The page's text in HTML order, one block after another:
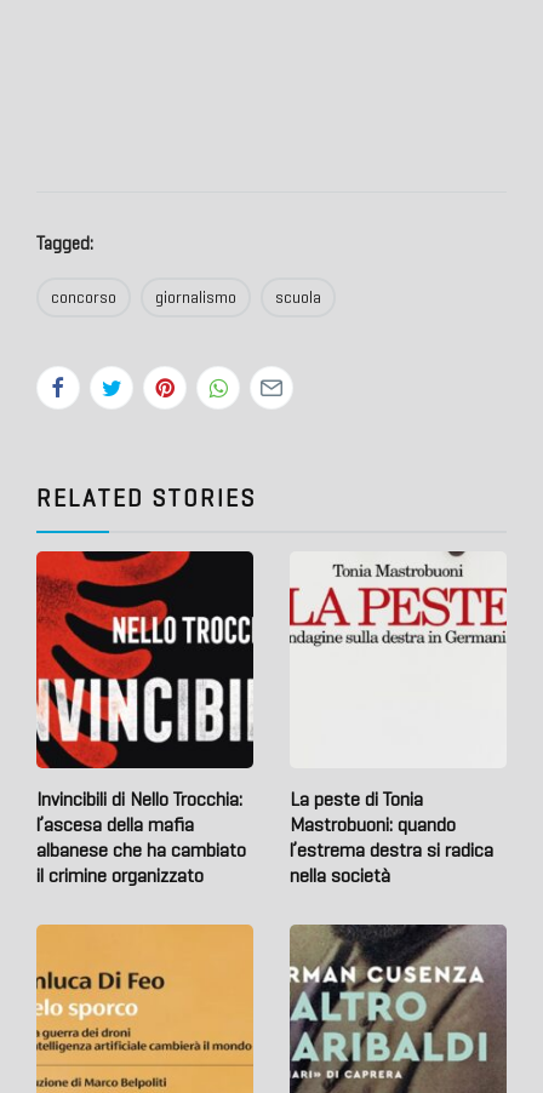
Tagged:
concorso giornalismo scuola
RELATED STORIES
Invincibili di Nello Trocchia:
l’ascesa della mafia
albanese che ha cambiato
il crimine organizzato
La peste di Tonia
Mastrobuoni: quando
l’estrema destra si radica
nella società